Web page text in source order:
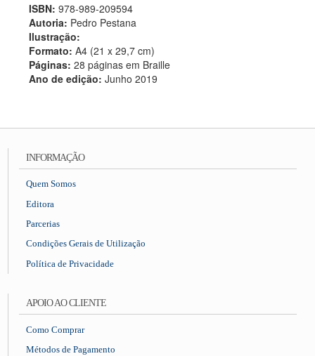
ISBN: 978-989-209594
Autoria: Pedro Pestana
Ilustração:
Formato:A4 (21 x 29,7 cm)
Páginas: 28 páginas em Braille
Ano de edição: Junho 2019
INFORMAÇÃO
Quem Somos
Editora
Parcerias
Condições Gerais de Utilização
Política de Privacidade
APOIO AO CLIENTE
Como Comprar
Métodos de Pagamento